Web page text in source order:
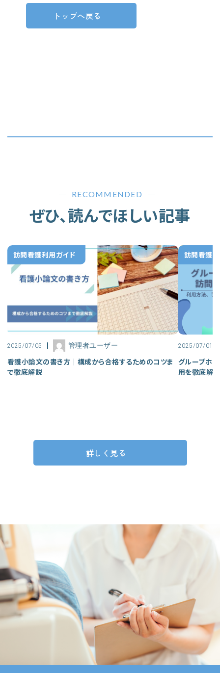
トップへ戻る
RECOMMENDED
ぜひ、読んでほしい記事
訪問看護利用ガイド
2025/07/05 管理者ユーザー
看護小論文の書き方｜構成から合格するためのコツま
で徹底解説
訪問看護
2025/07/01
グループホー
用を徹底解説
詳しく見る